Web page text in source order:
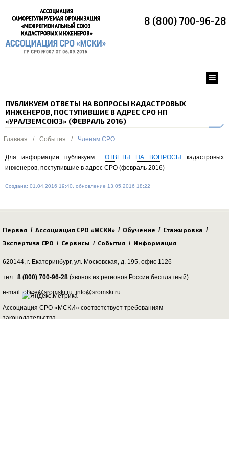
8 (800) 700-96-28
ПУБЛИКУЕМ ОТВЕТЫ НА ВОПРОСЫ КАДАСТРОВЫХ
ИНЖЕНЕРОВ, ПОСТУПИВШИЕ В АДРЕС СРО НП
«УРАЛЗЕМСОЮЗ» (ФЕВРАЛЬ 2016)
Главная / События / Членам СРО
Для информации публикуем ОТВЕТЫ НА ВОПРОСЫ
кадастровых
инженеров, поступившие в адрес СРО (февраль 2016)
Создана: 01.04.2016 19:40, обновление 13.05.2016 18:22
Первая / Ассоциация СРО «МСКИ» / Обучение / Стажировка /
Экспертиза СРО / Сервисы / События / Информация
620144, г. Екатеринбург, ул. Московская, д. 195, офис 1126
тел.: 8 (800) 700-96-28 (звонок из регионов России бесплатный)
e-mail: office@sromski.ru, info@sromski.ru
Ассоциация СРО «МСКИ» соответствует требованиям
законодательства